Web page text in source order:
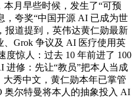
月早些时候，发生了“可预
，夸奖“中国开源 AI 已成为世
报道提到，英伟达黄仁勋最新
Grok 争议及 AI 医疗使用英
惊人：过去 10 年前进了 100
进修：先让“教员”把本人当成
秀中文，黄仁勋本年已掌管
奥尔特曼将本人的抽象投入 AI